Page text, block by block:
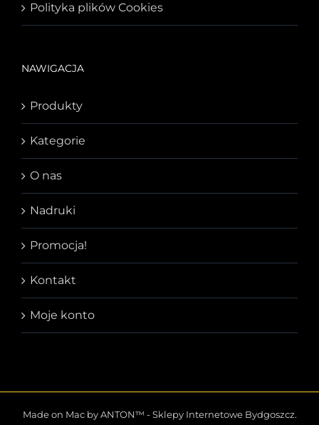
Polityka plików Cookies
NAWIGACJA
Produkty
Kategorie
O nas
Nadruki
Promocja!
Kontakt
Moje konto
Made on Mac by ANTON™ -Sklepy Internetowe Bydgoszcz.